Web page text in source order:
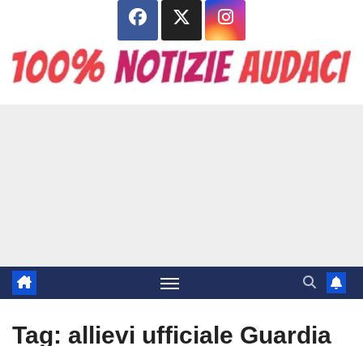
contenuto
Tag: allievi ufficiale Guardia